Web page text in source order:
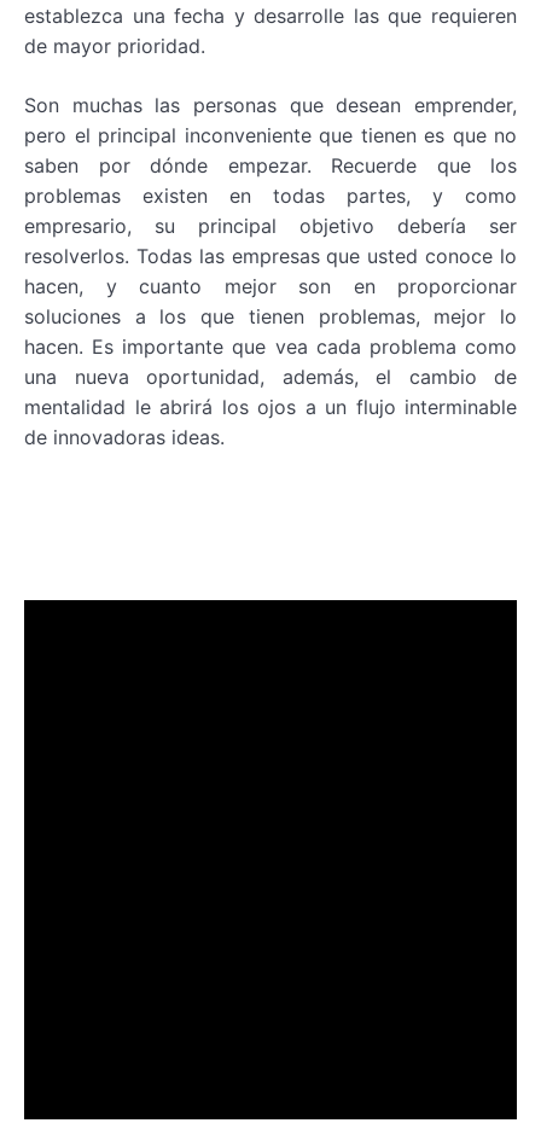
establezca una fecha y desarrolle las que requieren
de mayor prioridad.
Son muchas las personas que desean emprender,
pero el principal inconveniente que tienen es que no
saben por dónde empezar. Recuerde que los
problemas existen en todas partes, y como
empresario, su principal objetivo debería ser
resolverlos. Todas las empresas que usted conoce lo
hacen, y cuanto mejor son en proporcionar
soluciones a los que tienen problemas, mejor lo
hacen. Es importante que vea cada problema como
una nueva oportunidad, además, el cambio de
mentalidad le abrirá los ojos a un flujo interminable
de innovadoras ideas.